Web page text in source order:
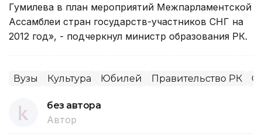
Гумилева в план мероприятий Межпарламентской
Ассамблеи стран государств-участников СНГ на
2012 год», - подчеркнул министр образования РК.
Вузы Культура Юбилей Правительство РК
без автора
Автор